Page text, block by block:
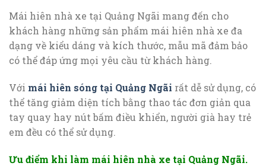
Mái hiên nhà xe tại Quảng Ngãi mang đến cho
khách hàng những sản phẩm mái hiên nhà xe đa
dạng về kiểu dáng và kích thước, mẫu mã đảm bảo
có thể đáp ứng mọi yêu cầu từ khách hàng.
Với mái hiên sóng tại Quảng Ngãi rất dễ sử dụng, có
thể tăng giảm diện tích bằng thao tác đơn giản qua
tay quay hay nút bấm điều khiển, người già hay trẻ
em đều có thể sử dụng.
Ưu điểm khi làm mái hiên nhà xe tại Quảng Ngãi.